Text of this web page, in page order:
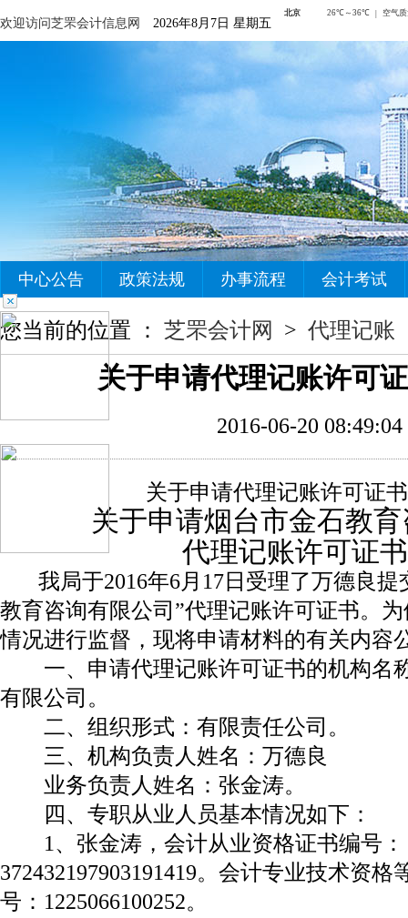
欢迎访问芝罘会计信息网 2026年8月7日 星期五
中心公告 政策法规 办事流程 会计考试
您当前的位置 ： 芝罘会计网 > 代理记账
关于申请代理记账许可
2016-06-20 08:49:04
关于申请代理记账许可证
关于申请烟台市金石教
代理记账许可证书
我局于2016年6月17日受理了万德良提
教育咨询有限公司”代理记账许可证书。
情况进行监督，现将申请材料的有关内容
一、申请代理记账许可证书的机构名
有限公司。
二、组织形式：有限责任公司。
三、机构负责人姓名：万德良
业务负责人姓名：张金涛。
四、专职从业人员基本情况如下：
1、张金涛，会计从业资格证书编号：
372432197903191419。会计专业技术资
号：1225066100252。